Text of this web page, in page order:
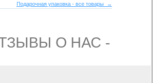
Подарочная упаковка - все товары →
О НАС -